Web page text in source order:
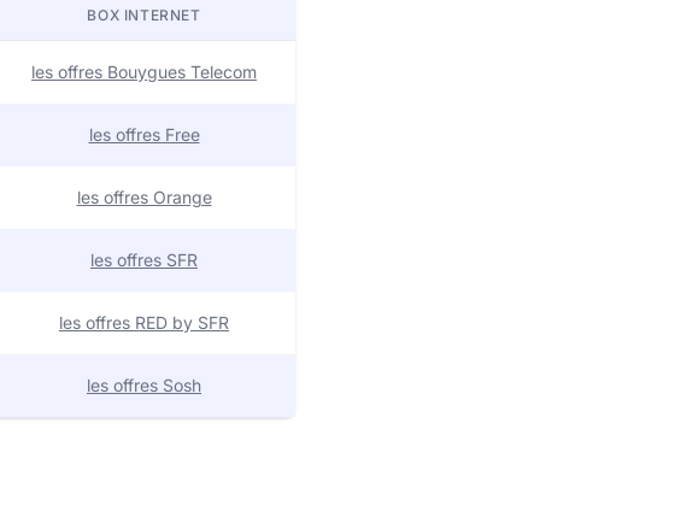
BOX INTERNET
les offres Bouygues Telecom
les offres Free
les offres Orange
les offres SFR
les offres RED by SFR
les offres Sosh